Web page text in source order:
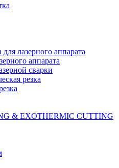
лазерного аппарата
аппарата
сварки
резка
& EXOTHERMIC CUTTING